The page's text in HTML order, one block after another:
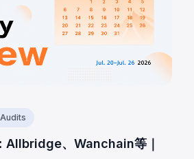
Allbridge、Wanchain等｜